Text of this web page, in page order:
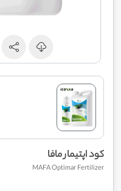
کود اپتیمار مافا
MAFA Optimar Fertilizer